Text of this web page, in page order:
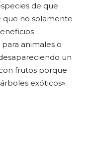
de que
que no solamente
animales o
un
frutos porque
exóticos».